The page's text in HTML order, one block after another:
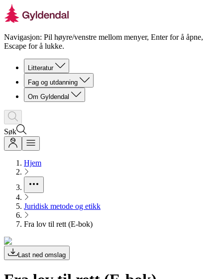
Navigasjon: Pil høyre/venstre mellom menyer, Enter for å åpne,
Escape for å lukke.
Litteratur
Fag og utdanning
Om Gyldendal
Søk
Hjem
Juridisk metode og etikk
Fra lov til rett (E-bok)
Last ned omslag